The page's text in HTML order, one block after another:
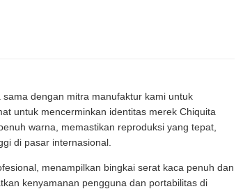
dengan mitra manufaktur kami untuk
untuk mencerminkan identitas merek Chiquita
warna, memastikan reproduksi yang tepat,
di pasar internasional.
menampilkan bingkai serat kaca penuh dan
kenyamanan pengguna dan portabilitas di